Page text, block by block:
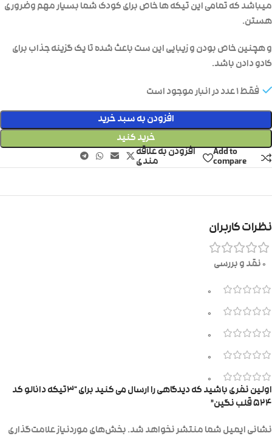
میباشد که تمامی این تیکه ها خاص برای کودک شما بسیار مهم وضروری
هستن.
و هچنین خاص بودن و زیبایی این ست باعث شده تا یک گزینه جذاب برای
کادو دادن باشد.
فقط 1 عدد در انبار موجود است
افزودن به سبد خرید
خرید کنید
Add to
compare
افزودن به علاقه
مندی
نظرات کاربران
0 نقد و بررسی
0
0
0
0
0
اولین نفری باشید که دیدگاهی را ارسال می کنید برای “۳تیکه دانالو کد
۵۲۴ قلب نگین”
نشانی ایمیل شما منتشر نخواهد شد.بخش‌های موردنیاز علامت‌گذاری